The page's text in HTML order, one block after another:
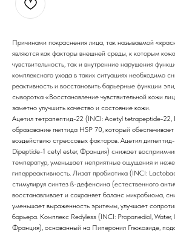
Причинами покраснения лица, так называемой
являются как факторы внешней среды, к которым
чувствительность, так и внутренние нарушения
комплексного ухода в таких ситуациях необходимо
реактивность и восстановить барьерные функции
сыворотка «Восстановление чувствительной кожи
заметно улучшить качество и состояние кожи.
Ацетил тетрапептид-22 (INCI: Acetyl tetrapeptide-22,
образование пептида HSP 70, который обеспечивает
воздействию стрессовых факторов. Ацетил
Dipeptide-1 cetyl ester, Франция) снижает
температур, уменьшает неприятные ощущения и
гиперреактивность. Лизат пробиотика (INCI:
стимулируя синтез ß-дефенсина (естественного
восстанавливает и сохраняет баланс микробиома,
уменьшает выраженность эритемы, улучшает
барьера. Комплекс Redyless (INCI: Propanediol,
Франция), основанный на Пиперонил Глюкозиде,